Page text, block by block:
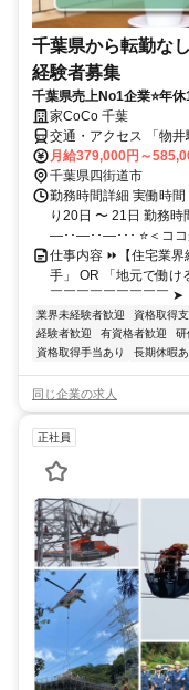
千葉県から転勤な
経験者募集
千葉県売上No1企業⭐年
家CoCo 千葉
交通・アクセス 「物
月給379,000円～
千葉県四街道市
勤務時間詳細 実働時
り20日 〜 21日 勤務
―･･―･･―･･･ ⭐＜ココ
仕事内容 ⏩【住宅業
手」 OR 「地元で働け
￣￣￣￣￣￣￣￣￣ ➤
業界未経験者歓迎 資格取得
経験者歓迎
有資格者歓迎 研
資格取得手当あり
長期休暇あ
同じ企業の求人
正社員